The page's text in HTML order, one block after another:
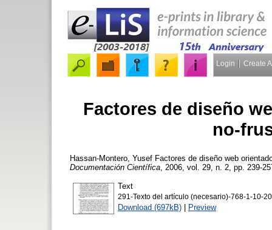
Login Create
Factores de diseño
no-
Hassan-Montero, Yusef Factores de diseño web
Documentación Científica , 2006, vol. 29, n. 2, pp. 239-
Text
291-Texto del artículo (necesario)-768-1-10-
Download (697kB) | Preview